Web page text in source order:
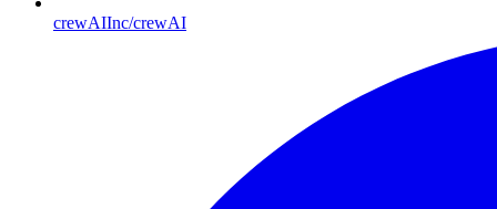
crewAIInc/crewAI